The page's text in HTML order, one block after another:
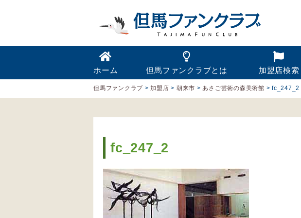
ホーム 但馬ファンクラブとは 加盟店検索
但馬ファンクラブ >加盟店 > 朝来市 >あさご芸術の森美術館 > fc_247_2
fc_247_2